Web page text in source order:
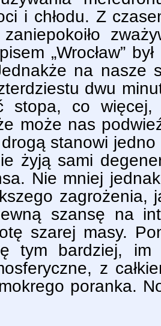
i chłodu. Z
„Wrocław”
na nasze
dwu
stopa, co
może nas
stanowi
żyją sami
Nie mniej
zagrożenia,
szansę na
szarej masy.
tym bardziej, im
z
poranka.